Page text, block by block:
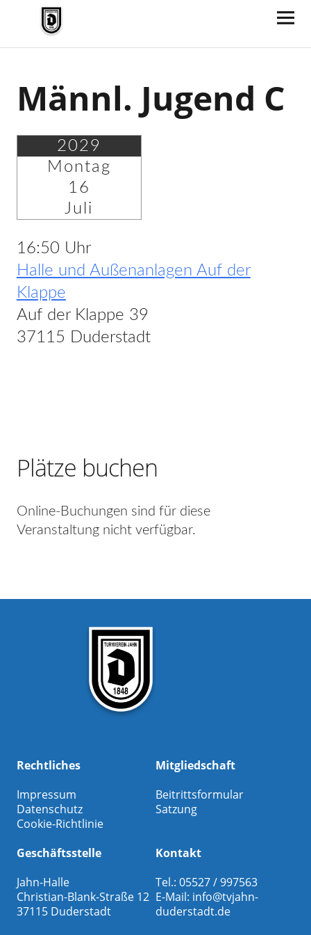
TV Jahn Duderstadt
Männl. Jugend C
2029
Montag
16
Juli
16:50 Uhr
Halle und Außenanlagen Auf der
Klappe
Auf der Klappe 39
37115 Duderstadt
Plätze buchen
Online-Buchungen sind für diese
Veranstaltung nicht verfügbar.
Rechtliches
Impressum
Datenschutz
Cookie-Richtlinie
Mitgliedschaft
Beitrittsformular
Satzung
Geschäftsstelle
Jahn-Halle
Christian-Blank-Straße 12
37115 Duderstadt
Kontakt
Tel.: 05527 / 997563
E-Mail: info@tvjahn-
duderstadt.de